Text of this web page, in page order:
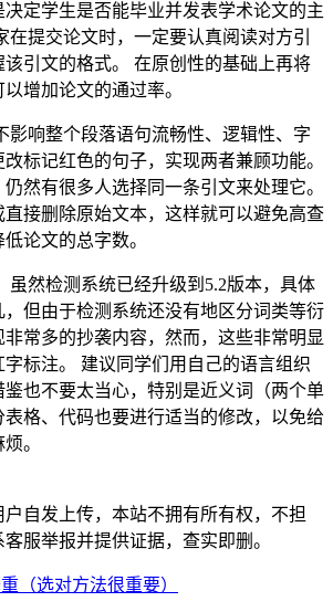
定学生是否能毕业并发表学术论文的主
在提交论文时，一定要认真阅读对方引
引文的格式。 在原创性的基础上再将
增加论文的通过率。
影响整个段落语句流畅性、逻辑性、字
标记红色的句子，实现两者兼顾功能。
然有很多人选择同一条引文来处理它。
接删除原始文本，这样就可以避免高查
论文的总字数。
虽然检测系统已经升级到5.2版本，具体
但由于检测系统还没有地区分词类等衍
常多的抄袭内容，然而，这些非常明显
标注。 建议同学们用自己的语言组织
也不要太当心，特别是近义词（两个单
格、代码也要进行适当的修改，以免给
。
自发上传，本站不拥有所有权，不担
服举报并提供证据，查实即删。
（选对方法很重要）